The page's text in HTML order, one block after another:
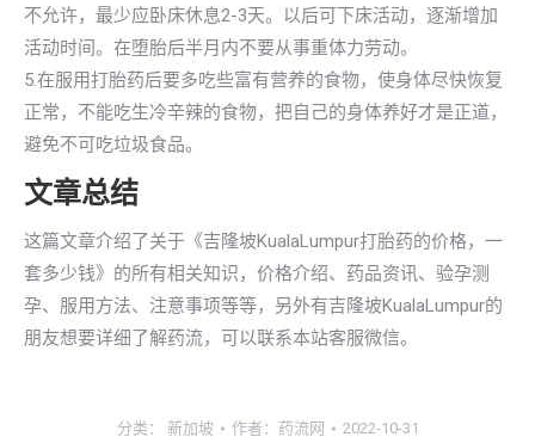
不允许，最少应卧床休息2-3天。以后可下床活动，逐渐增加
活动时间。在堕胎后半月内不要从事重体力劳动。
5.在服用打胎药后要多吃些富有营养的食物，使身体尽快恢复
正常，不能吃生冷辛辣的食物，把自己的身体养好才是正道，
避免不可吃垃圾食品。
文章总结
这篇文章介绍了关于《吉隆坡KualaLumpur打胎药的价格，一
套多少钱》的所有相关知识，价格介绍、药品资讯、验孕测
孕、服用方法、注意事项等等，另外有吉隆坡KualaLumpur的
朋友想要详细了解药流，可以联系本站客服微信。
分类： 新加坡 作者： 药流网 2022-10-31